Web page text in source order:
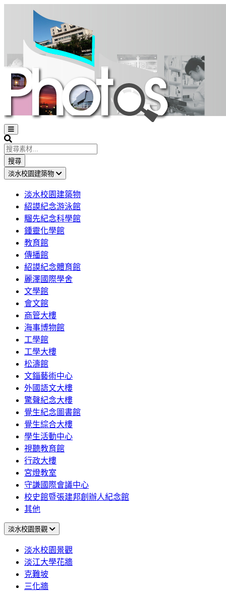
Open
sidebar
Search
搜尋
淡水校園建築物
淡水校園建築物
紹謨紀念游泳館
騮先紀念科學館
鍾靈化學館
教育館
傳播館
紹謨紀念體育館
麗澤國際學舍
文學館
會文館
商管大樓
海事博物館
工學館
工學大樓
松濤館
文錙藝術中心
外國語文大樓
驚聲紀念大樓
覺生紀念圖書館
覺生綜合大樓
學生活動中心
視聽教育館
行政大樓
宮燈教室
守謙國際會議中心
校史館暨張建邦創辦人紀念館
其他
淡水校園景觀
淡水校園景觀
淡江大學花牆
克難坡
三化牆